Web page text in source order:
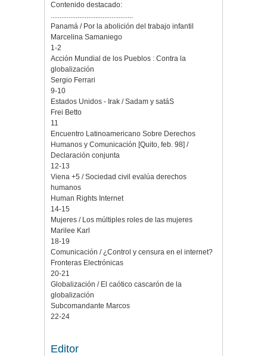
Contenido destacado:
..............................................
Panamá / Por la abolición del trabajo infantil
Marcelina Samaniego
1-2
Acción Mundial de los Pueblos : Contra la
globalización
Sergio Ferrari
9-10
Estados Unidos - Irak / Sadam y satáS
Frei Betto
11
Encuentro Latinoamericano Sobre Derechos
Humanos y Comunicación [Quito, feb. 98] /
Declaración conjunta
12-13
Viena +5 / Sociedad civil evalúa derechos
humanos
Human Rights Internet
14-15
Mujeres / Los múltiples roles de las mujeres
Marilee Karl
18-19
Comunicación / ¿Control y censura en el internet?
Fronteras Electrónicas
20-21
Globalización / El caótico cascarón de la
globalización
Subcomandante Marcos
22-24
Editor